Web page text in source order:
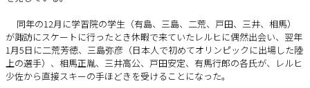
同年の12月に学習院の学生（有島、三島、二荒、戸田、三井、相馬）
が諏訪にスケートに行ったとき休暇で来ていたレルヒに偶然出会い、翌年
1月5日に二荒芳徳、三島弥彦（日本人で初めてオリンピックに出場した陸
上の選手）、相馬正胤、三井高公、戸田安定、有馬行郎の各氏が、レルヒ
少佐から直接スキーの手ほどきを受けることになった。